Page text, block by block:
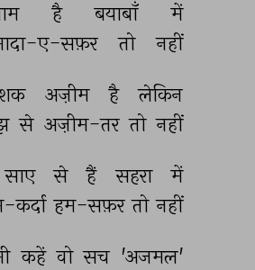
है बयाबाँ
में
ए-सफ़र तो नहीं
अज़ीम है
लेकिन
से अज़ीम-तर तो नहीं
साए से हैं सहरा
में
हम-सफ़र तो नहीं
कहें वो सच 'अजमल'